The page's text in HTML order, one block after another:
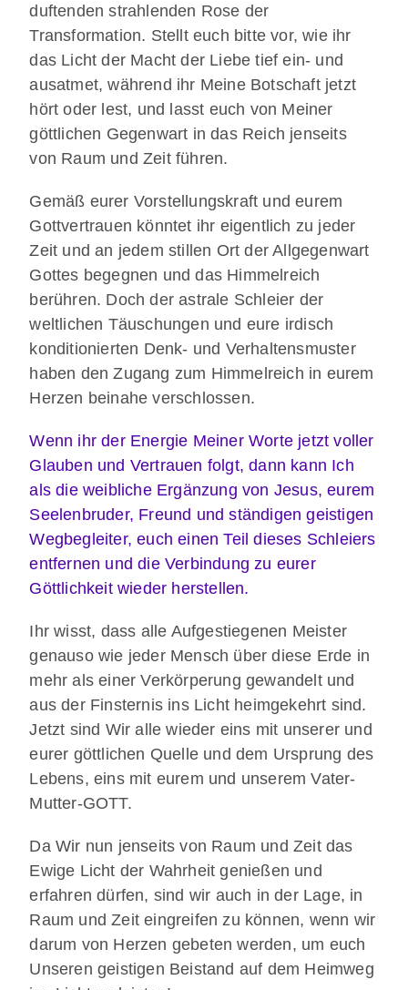
duftenden strahlenden Rose der
Transformation. Stellt euch bitte vor, wie ihr
das Licht der Macht der Liebe tief ein- und
ausatmet, während ihr Meine Botschaft jetzt
hört oder lest, und lasst euch von Meiner
göttlichen Gegenwart in das Reich jenseits
von Raum und Zeit führen.
Gemäß eurer Vorstellungskraft und eurem
Gottvertrauen könntet ihr eigentlich zu jeder
Zeit und an jedem stillen Ort der Allgegenwart
Gottes begegnen und das Himmelreich
berühren. Doch der astrale Schleier der
weltlichen Täuschungen und eure irdisch
konditionierten Denk- und Verhaltensmuster
haben den Zugang zum Himmelreich in eurem
Herzen beinahe verschlossen.
Wenn ihr der Energie Meiner Worte jetzt voller
Glauben und Vertrauen folgt, dann kann Ich
als die weibliche Ergänzung von Jesus, eurem
Seelenbruder, Freund und ständigen geistigen
Wegbegleiter, euch einen Teil dieses Schleiers
entfernen und die Verbindung zu eurer
Göttlichkeit wieder herstellen.
Ihr wisst, dass alle Aufgestiegenen Meister
genauso wie jeder Mensch über diese Erde in
mehr als einer Verkörperung gewandelt und
aus der Finsternis ins Licht heimgekehrt sind.
Jetzt sind Wir alle wieder eins mit unserer und
eurer göttlichen Quelle und dem Ursprung des
Lebens, eins mit eurem und unserem Vater-
Mutter-GOTT.
Da Wir nun jenseits von Raum und Zeit das
Ewige Licht der Wahrheit genießen und
erfahren dürfen, sind wir auch in der Lage, in
Raum und Zeit eingreifen zu können, wenn wir
darum von Herzen gebeten werden, um euch
Unseren geistigen Beistand auf dem Heimweg